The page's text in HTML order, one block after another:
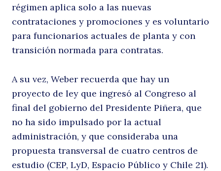
régimen aplica solo a las nuevas
contrataciones y promociones y es voluntario
para funcionarios actuales de planta y con
transición normada para contratas.
A su vez, Weber recuerda que hay un
proyecto de ley que ingresó al Congreso al
final del gobierno del Presidente Piñera, que
no ha sido impulsado por la actual
administración, y que consideraba una
propuesta transversal de cuatro centros de
estudio (CEP, LyD, Espacio Público y Chile 21).